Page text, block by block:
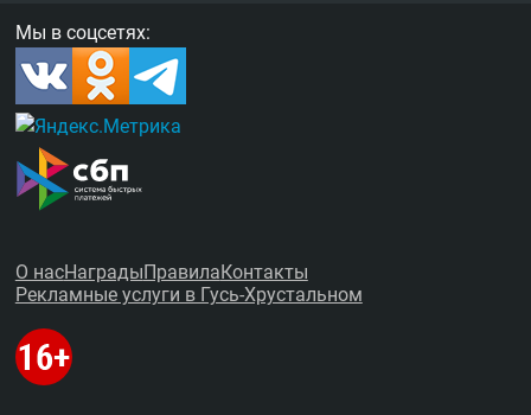
Мы в соцсетях:
О насНаградыПравилаКонтакты
Рекламные услуги в Гусь-Хрустальном